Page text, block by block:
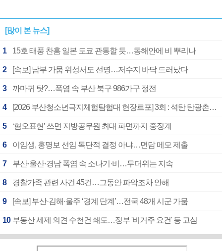
[많이 본 뉴스]
1 15호 태풍 찬홈 일본 도쿄 관통할 듯…동해안에 비 뿌리나
2 [속보] 남부 가뭄 위성서도 선명…저수지 바닥 드러났다
3 까마귀 탓?…폭염 속 부산 북구 986가구 정전
4 [2026 부산청소년극지체험탐험대 현장르포] 3회 : 석탄 탄광촌에서 북극 연구의 중심지로
5 ‘혐오표현’ 쓰면 지방공무원 최대 파면까지 중징계
6 이임생, 홍명보 선임 독단적 결정 아냐…면담 메모 제출
7 부산·울산·경남 폭염 속 소나기·비…무더위는 지속
8 경찰가족 관련 사건 45건…그동안 파악조차 안해
9 [속보] 부산·김해·울주 ‘경계 단계’…전국 48개 시군 가뭄
10 부동산 세제 의견 수천건 쇄도…정부 '비거주 요건' 등 고심